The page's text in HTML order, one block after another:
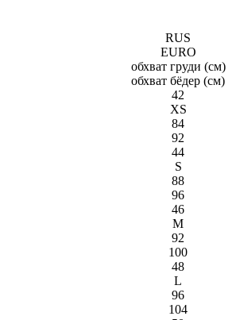
RUS
EURO
обхват груди (см)
обхват бёдeр (см)
42
XS
84
92
44
S
88
96
46
M
92
100
48
L
96
104